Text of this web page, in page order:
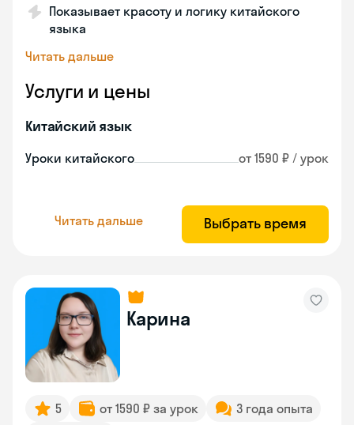
Показывает красоту и логику китайского
языка
Читать дальше
Услуги и цены
Китайский язык
Уроки китайского от 1590 ₽ / урок
Читать дальше Выбрать время
Карина
5 от 1590 ₽ за урок
3 года опыта